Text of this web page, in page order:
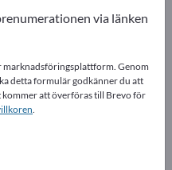
Exportpages!
varor –
och dina
publicera här
via länken
marknadsföringsplattform. Genom
detta formulär godkänner du att
att överföras till Brevo för
.